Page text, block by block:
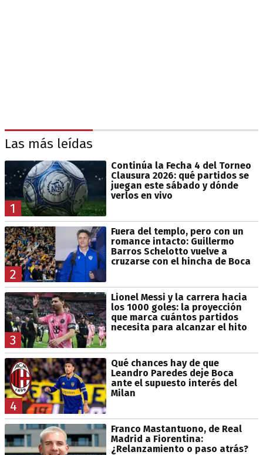
Las más leídas
1
Continúa la Fecha 4 del Torneo
Clausura 2026: qué partidos se
juegan este sábado y dónde
verlos en vivo
2
Fuera del templo, pero con un
romance intacto: Guillermo
Barros Schelotto vuelve a
cruzarse con el hincha de Boca
3
Lionel Messi y la carrera hacia
los 1000 goles: la proyección
que marca cuántos partidos
necesita para alcanzar el hito
4
Qué chances hay de que
Leandro Paredes deje Boca
ante el supuesto interés del
Milan
Franco Mastantuono, de Real
Madrid a Fiorentina:
¿Relanzamiento o paso atrás?